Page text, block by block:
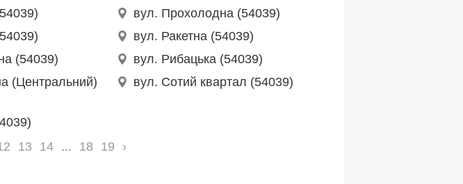
(54039)
(Центральний)
вул. Прохолодна (54039)
вул. Ракетна (54039)
вул. Рибацька (54039)
вул. Сотий квартал (54039)
13 14 ... 18 19 ›